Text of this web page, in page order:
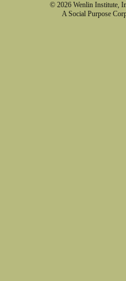
© 2026 Wenlin Institute,
A Social Purpose